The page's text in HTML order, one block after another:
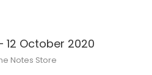
12 October 2020
Notes Store